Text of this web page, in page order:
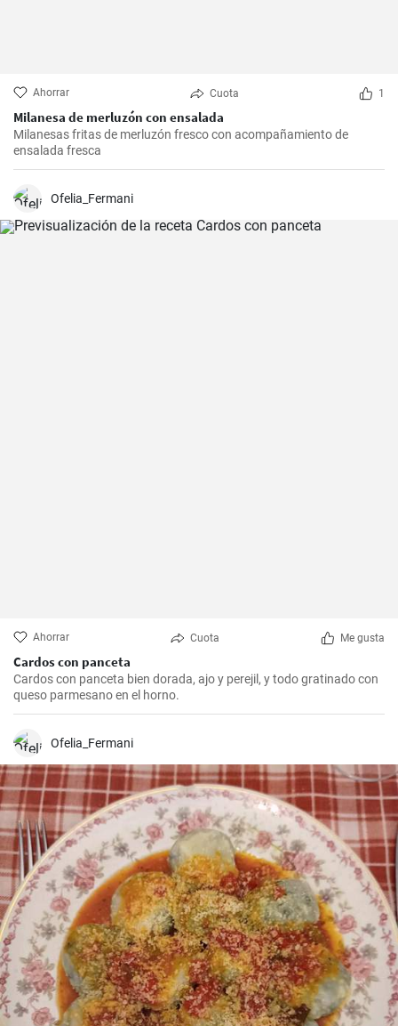
Ahorrar Cuota 1
Milanesa de merluzón con ensalada
Milanesas fritas de merluzón fresco con acompañamiento de
ensalada fresca
Ofelia_Fermani
Ahorrar Cuota Me gusta
Cardos con panceta
Cardos con panceta bien dorada, ajo y perejil, y todo gratinado con
queso parmesano en el horno.
Ofelia_Fermani